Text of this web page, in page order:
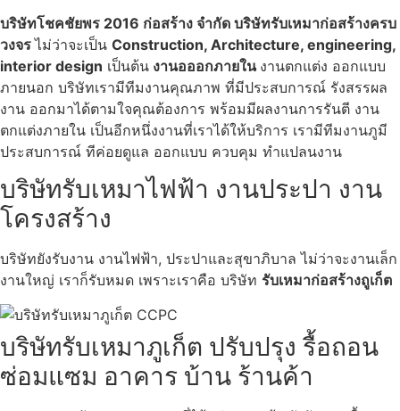
บริษัทโชคชัยพร 2016 ก่อสร้าง จำกัด บริษัทรับเหมาก่อสร้างครบ
วงจรไม่ว่าจะเป็น Construction, Architecture, engineering,
interior design เป็นต้น งานอออกภายใน งานตกแต่ง ออกแบบ
ภายนอก บริษัทเรามีทีมงานคุณภาพ ที่มีประสบการณ์ รังสรรผล
งาน ออกมาได้ตามใจคุณต้องการ พร้อมมีผลงานการรันตี งาน
ตกแต่งภายใน เป็นอีกหนึ่งงานที่เราได้ให้บริการ เรามีทีมงานภูมี
ประสบการณ์ ทีค่อยดูแล ออกแบบ ควบคุม ทำแปลนงาน
บริษัทรับเหมาไฟฟ้า งานประปา งาน
โครงสร้าง
บริษัทยังรับงาน งานไฟฟ้า, ประปาและสุขาภิบาล ไม่ว่าจะงานเล็ก
งานใหญ่ เราก็รับหมด เพราะเราคือ บริษัท รับเหมาก่อสร้างถูเก็ต
บริษัทรับเหมาภูเก็ต ปรับปรุง รื้อถอน
ซ่อมแซม อาคาร บ้าน ร้านค้า